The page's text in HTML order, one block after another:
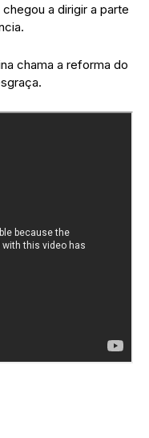
a dirigir a parte
chama a reforma do